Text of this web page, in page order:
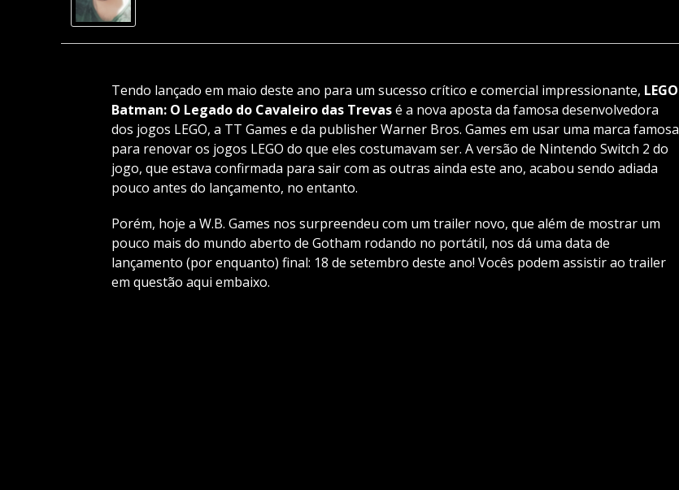
Tendo lançado em maio deste ano para um sucesso crítico e comercial impressionante, LEGO
Batman: O Legado do Cavaleiro das Trevasé a nova aposta da famosa desenvolvedora
dos jogos LEGO, a TT Games e da publisher Warner Bros. Games em usar uma marca famosa
para renovar os jogos LEGO do que eles costumavam ser. A versão de Nintendo Switch 2 do
jogo, que estava confirmada para sair com as outras ainda este ano, acabou sendo adiada
pouco antes do lançamento, no entanto.
Porém, hoje a W.B. Games nos surpreendeu com um trailer novo, que além de mostrar um
pouco mais do mundo aberto de Gotham rodando no portátil, nos dá uma data de
lançamento (por enquanto) final: 18 de setembro deste ano! Vocês podem assistir ao trailer
em questão aqui embaixo.